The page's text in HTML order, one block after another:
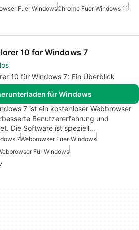
Fuer WindowsChrome Fuer Windows 11
10 for Windows 7
10 für Windows 7: Ein Überblick
für Windows
7 ist ein kostenloser Webbrowser
Benutzererfahrung und
Die Software ist speziell…
7Webbrowser Fuer Windows
Für Windows